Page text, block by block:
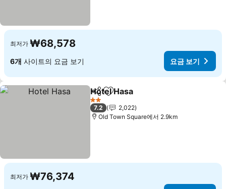
최저가 ₩68,578
6개 사이트의 요금 보기 요금 보기
공유 즐겨찾기에 추가
Hotel Hasa
2 성급
7.2
2,022
Old Town Square에서 2.9km
최저가 ₩76,374